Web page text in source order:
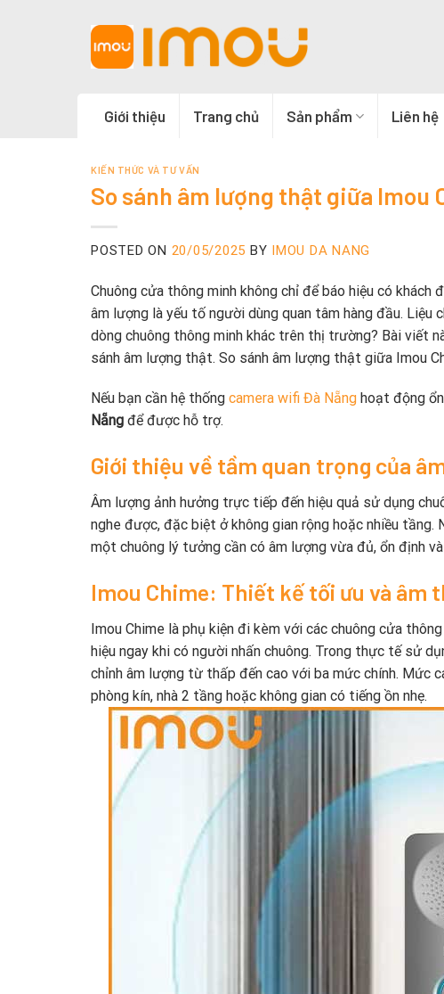
Giới thiệu Trang chủ Sản phẩm Liên hệ
KIẾN THỨC VÀ TƯ VẤN
So sánh âm lượng thật giữa Imou
POSTED ON 20/05/2025 BY IMOU DA NANG
Chuông cửa thông minh không chỉ để báo hiệu có khách
âm lượng là yếu tố người dùng quan tâm hàng đầu.
dòng chuông thông minh khác trên thị trường? Bài viết
sánh âm lượng thật. So sánh âm lượng thật giữa Imou
Nếu bạn cần hệ thống camera wifi Đà Nẵng hoạt động
Nẵng để được hỗ trợ.
Giới thiệu về tầm quan trọng của
Âm lượng ảnh hưởng trực tiếp đến hiệu quả sử dụng
nghe được, đặc biệt ở không gian rộng hoặc nhiều tầng.
một chuông lý tưởng cần có âm lượng vừa đủ, ổn định
Imou Chime: Thiết kế tối ưu và âm
Imou Chime là phụ kiện đi kèm với các chuông cửa
hiệu ngay khi có người nhấn chuông. Trong thực tế sử
chỉnh âm lượng từ thấp đến cao với ba mức chính. Mức
phòng kín, nhà 2 tầng hoặc không gian có tiếng ồn nhẹ.